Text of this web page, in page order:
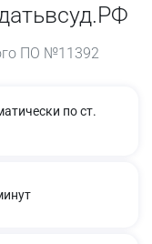
ПО №11392
по ст.